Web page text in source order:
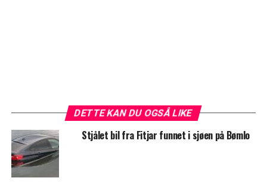
DETTE KAN DU OGSÅ LIKE
Stjålet bil fra Fitjar funnet i sjøen på Bømlo